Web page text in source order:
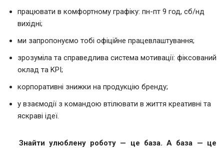
працювати в комфортному графіку: пн-пт 9 год, сб/нд
вихідні;
ми запропонуємо тобі офіційне працевлаштування;
зрозуміла та справедлива система мотивації: фіксований
оклад та KPI;
корпоративні знижки на продукцію бренду;
у взаємодії з командою втілювати в життя креативні та
яскраві ідеї.
Знайти улюблену роботу — це база. А база — це